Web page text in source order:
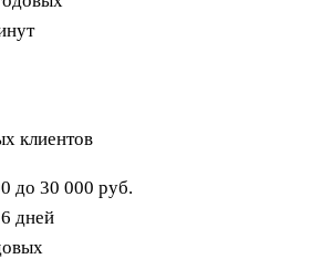
клиентов
до 30 000 руб.
дней